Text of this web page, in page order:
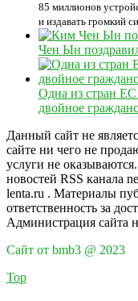
85 миллионов
и издавать громкий
Чен Ын
Одна из стран ЕС
двойное
Данный сайт не
сайте ни чего не
услуги не
новостей RSS канала
lenta.ru . Материалы
ответственность за
Администрация сайта
Сайт от bmb3 @ 2023
Top